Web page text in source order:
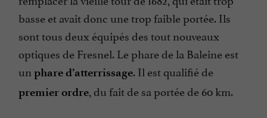
basse et avait donc une trop faible portée. Ils
sont tous deux équipés des tout nouveaux
optiques de Fresnel. Le phare de la Baleine est
un phare d’atterrissage. Il est qualifié de
premier ordre, du fait de sa portée de 60 km.